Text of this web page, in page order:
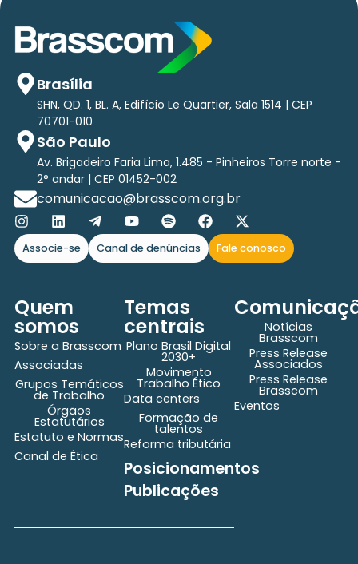
Brasília
SHN, QD. 1, BL. A, Edifício Le Quartier, Sala 1514 | CEP
70701-010
São Paulo
Av. Brigadeiro Faria Lima, 1.485 - Pinheiros Torre norte -
2° andar | CEP 01452-002
comunicacao@brasscom.org.br
Associe-se Canal de denúncias Fale conosco
Quem
somos
Sobre a Brasscom
Associadas
Grupos Temáticos
de Trabalho
Órgãos
Estatutários
Estatuto e Normas
Canal de Ética
Temas
centrais
Plano Brasil Digital
2030+
Movimento
Trabalho Ético
Data centers
Formação de
talentos
Reforma tributária
Posicionamentos
Publicações
Notícias
Brasscom
Press Release
Associados
Press Release
Brasscom
Eventos